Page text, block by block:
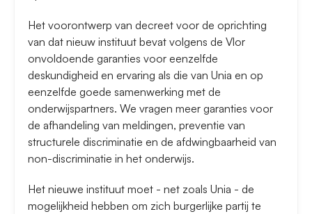
Het voorontwerp van decreet voor de oprichting
van dat nieuw instituut bevat volgens de Vlor
onvoldoende garanties voor eenzelfde
deskundigheid en ervaring als die van Unia en op
eenzelfde goede samenwerking met de
onderwijspartners. We vragen meer garanties voor
de afhandeling van meldingen, preventie van
structurele discriminatie en de afdwingbaarheid van
non-discriminatie in het onderwijs.
Het nieuwe instituut moet - net zoals Unia - de
mogelijkheid hebben om zich burgerlijke partij te